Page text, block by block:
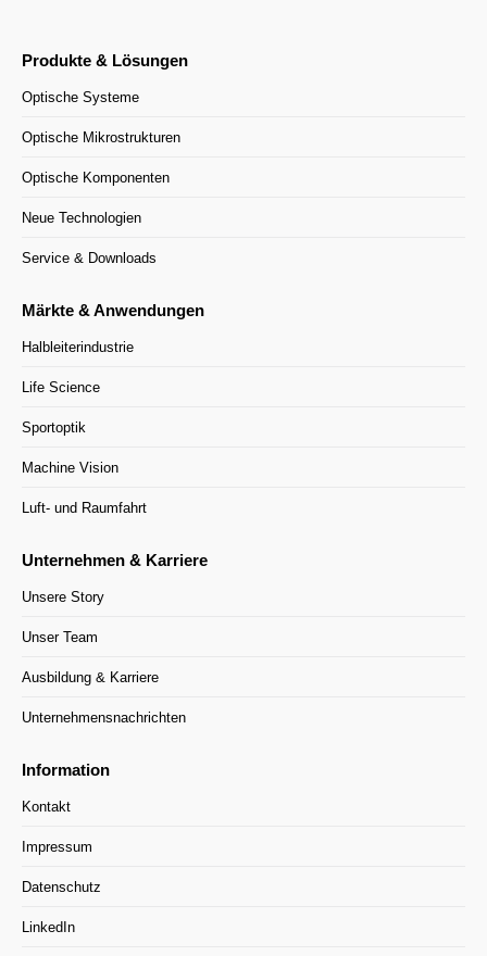
Produkte & Lösungen
Optische Systeme
Optische Mikrostrukturen
Optische Komponenten
Neue Technologien
Service & Downloads
Märkte & Anwendungen
Halbleiterindustrie
Life Science
Sportoptik
Machine Vision
Luft- und Raumfahrt
Unternehmen & Karriere
Unsere Story
Unser Team
Ausbildung & Karriere
Unternehmensnachrichten
Information
Kontakt
Impressum
Datenschutz
LinkedIn